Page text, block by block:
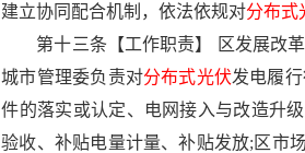
建立协同配合机制，依法依规对分布式
第十三条【工作职责】 区发展改
城市管理委负责对分布式光伏发电履
件的落实或认定、电网接入与改造升
验收、补贴电量计量、补贴发放;区市